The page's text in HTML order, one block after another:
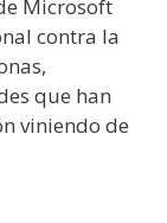
Microsoft
contra la
que han
viniendo de